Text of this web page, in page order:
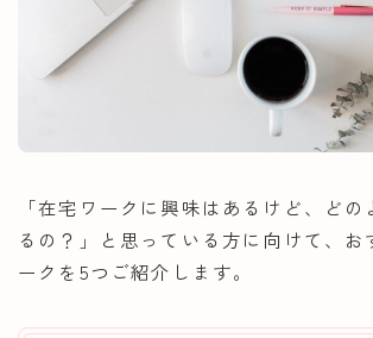
「在宅ワークに興味はあるけど、ど
るの？」と思っている方に向けて、お
ークを5つご紹介します。